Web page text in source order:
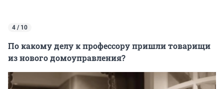
4 / 10
По какому делу к профессору пришли товарищи
из нового домоуправления?